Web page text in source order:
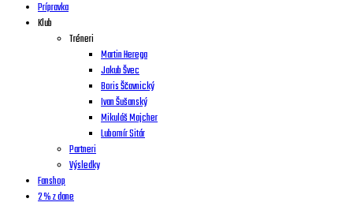
Prípravka
Klub
Tréneri
Martin Herega
Jakub Švec
Boris Ščavnický
Ivan Šušanský
Mikuláš Majcher
Lubomír Sitár
Partneri
Výsledky
Fanshop
2 % z dane